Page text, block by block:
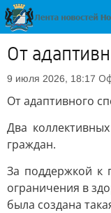
От
9 июля 2026, 18:17
От адаптивного
Два
граждан.
За поддержкой к
ограничения в
была создана